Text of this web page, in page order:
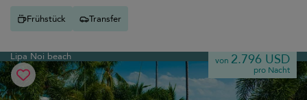
Frühstück Transfer
Lipa Noi beach von 2.796 USD
pro Nacht